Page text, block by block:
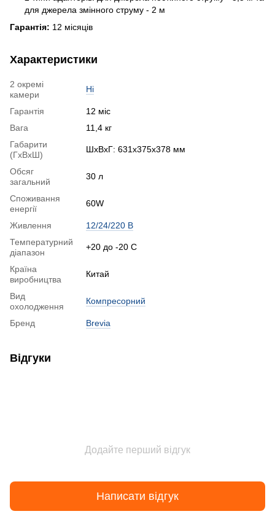
для джерела змінного струму - 2 м
Гарантія: 12 місяців
Характеристики
2 окремі
камери
Ні
Гарантія
12 міс
Вага
11,4 кг
Габарити
(ГхВхШ)
ШхВхГ: 631x375x378 мм
Обсяг
загальний
30 л
Споживання
енергії
60W
Живлення
12/24/220 В
Температурний
діапазон
+20 до -20 С
Країна
виробництва
Китай
Вид
охолодження
Компресорний
Бренд Brevia
Відгуки
Додайте перший відгук
Написати відгук